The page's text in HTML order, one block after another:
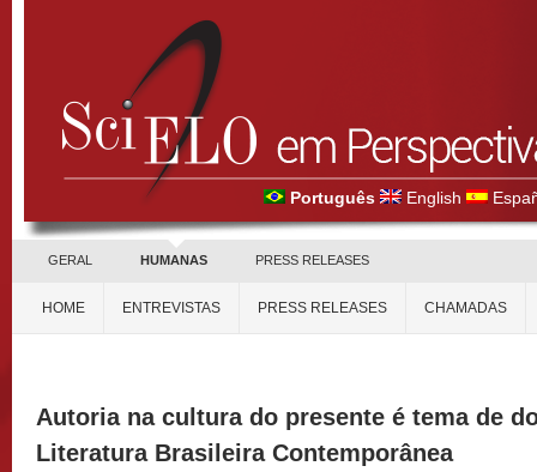
Português English
GERAL HUMANAS PRESS RELEASES
HOME ENTREVISTAS PRESS RELEASES CHAMADAS
Autoria na cultura do presente é tema de
Literatura Brasileira Contemporânea